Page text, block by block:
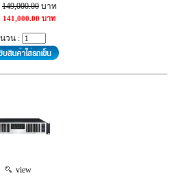
149,000.00 บาท
141,000.00 บาท
วน :
view